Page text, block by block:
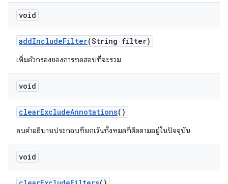
void
addIncludeFilter(String filter)
เพิ่มตัวกรองของการทดสอบที่จะรวม
void
clearExcludeAnnotations()
ลบคำอธิบายประกอบที่ยกเว้นทั้งหมดที่ติดตามอยู่ในปัจจุบัน
void